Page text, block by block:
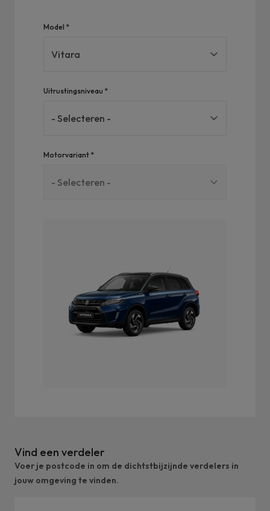
Wagen
Verplicht
Model *
Uitrustingsniveau *
Motorvariant *
Vind een verdeler
Voer je postcode in om de dichtstbijzijnde verdelers in
jouw omgeving te vinden.